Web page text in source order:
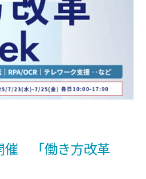
催 「働き方改革